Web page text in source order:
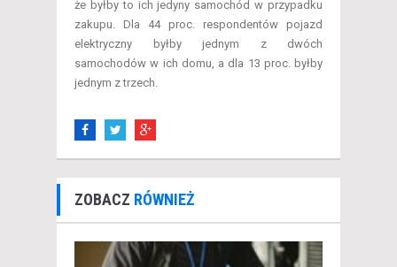
że byłby to ich jedyny samochód w przypadku
zakupu. Dla 44 proc. respondentów pojazd
elektryczny byłby jednym z dwóch
samochodów w ich domu, a dla 13 proc. byłby
jednym z trzech.
ZOBACZ RÓWNIEŻ